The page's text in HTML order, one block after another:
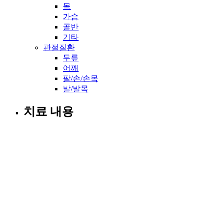
목
가슴
골반
기타
관절질환
무릎
어깨
팔/손/손목
발/발목
치료 내용